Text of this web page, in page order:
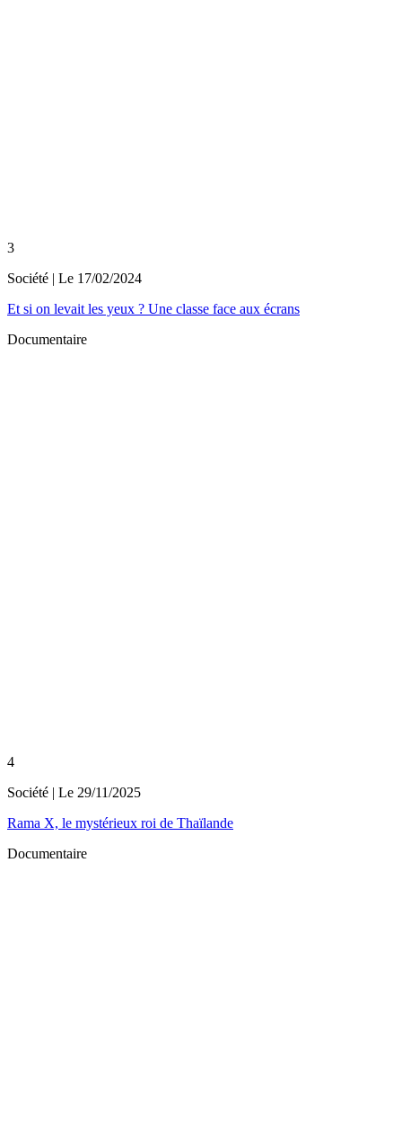
3
Société | Le 17/02/2024
Et si on levait les yeux ? Une classe face aux écrans
Documentaire
4
Société | Le 29/11/2025
Rama X, le mystérieux roi de Thaïlande
Documentaire